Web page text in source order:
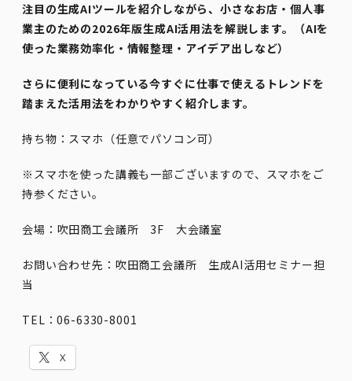
注目の生成AIツールを紹介しながら、小さなお店・個人事
業主のための2026年版生成AI活用法を解説します。（AIを
使った業務効率化・情報整理・アイデア出しなど）
さらに便利になっている今すぐに仕事で使えるトレンドを
踏まえた活用法をわかりやすく紹介します。
持ち物：スマホ（任意でパソコン可）
※スマホを使った講義も一部ございますので、スマホをご
持参ください。
会場：吹田商工会議所 3F 大会議室
お問い合わせ先：吹田商工会議所 生成AI活用セミナー担
当
TEL：06-6330-8001
X